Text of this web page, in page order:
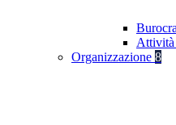
Attività
Organizzazione 8